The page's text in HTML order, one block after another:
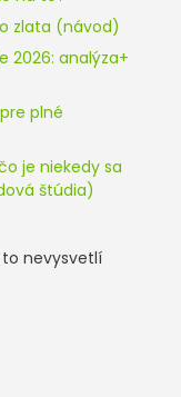
zlata (návod)
2026: analýza+
plné
je niekedy sa
štúdia)
to nevysvetlí